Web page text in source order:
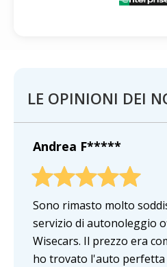
LE OPINIONI DEI
Andrea F*****
Sono rimasto molto
servizio di autonoleggio
Wisecars. Il prezzo era
ho trovato l'auto perfetta